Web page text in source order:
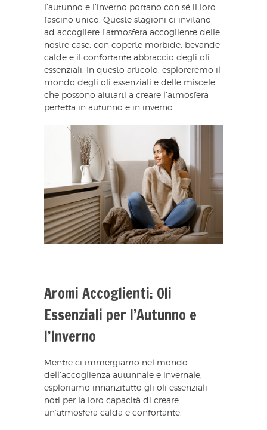
l’autunno e l’inverno portano con sé il loro
fascino unico. Queste stagioni ci invitano
ad accogliere l’atmosfera accogliente delle
nostre case, con coperte morbide, bevande
calde e il confortante abbraccio degli oli
essenziali. In questo articolo, esploreremo il
mondo degli oli essenziali e delle miscele
che possono aiutarti a creare l’atmosfera
perfetta in autunno e in inverno.
Aromi Accoglienti: Oli
Essenziali per l’Autunno e
l’Inverno
Mentre ci immergiamo nel mondo
dell’accoglienza autunnale e invernale,
esploriamo innanzitutto gli oli essenziali
noti per la loro capacità di creare
un’atmosfera calda e confortante.